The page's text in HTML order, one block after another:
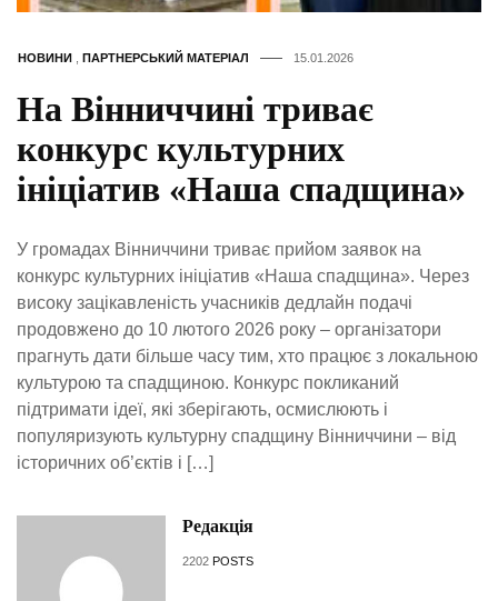
НОВИНИ ПАРТНЕРСЬКИЙ МАТЕРІАЛ 15.01.2026
На Вінниччині триває
конкурс культурних
ініціатив «Наша спадщина»
У громадах Вінниччини триває прийом заявок на
конкурс культурних ініціатив «Наша спадщина». Через
високу зацікавленість учасників дедлайн подачі
продовжено до 10 лютого 2026 року – організатори
прагнуть дати більше часу тим, хто працює з локальною
культурою та спадщиною. Конкурс покликаний
підтримати ідеї, які зберігають, осмислюють і
популяризують культурну спадщину Вінниччини – від
історичних об’єктів і […]
Редакція
2202 POSTS